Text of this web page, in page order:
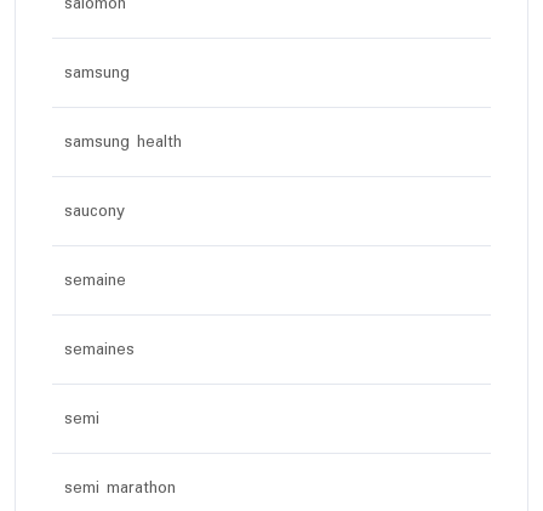
samsung
samsung health
saucony
semaine
semaines
semi
semi marathon